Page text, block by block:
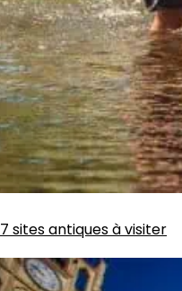
7 sites antiques à visiter